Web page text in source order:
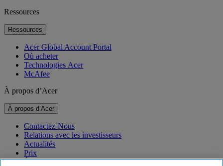
Ressources
Ressources
Acer Global Account Portal
Où acheter
Technologies Acer
McAfee
À propos d’Acer
À propos d’Acer
Contactez-Nous
Relations avec les investisseurs
Actualités
Prix
Événements